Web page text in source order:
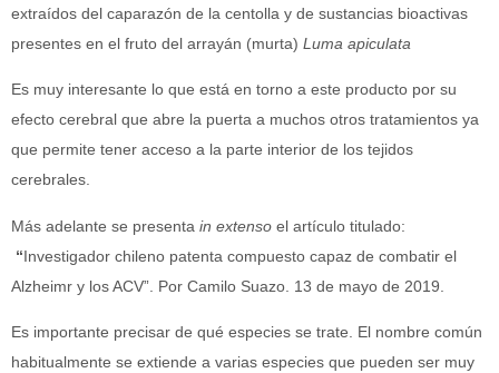
extraídos del caparazón de la centolla y de sustancias bioactivas
presentes en el fruto del arrayán (murta) Luma apiculata
Es muy interesante lo que está en torno a este producto por su
efecto cerebral que abre la puerta a muchos otros tratamientos ya
que permite tener acceso a la parte interior de los tejidos
cerebrales.
Más adelante se presenta in extenso el artículo titulado:
“Investigador chileno patenta compuesto capaz de combatir el
Alzheimr y los ACV”. Por Camilo Suazo. 13 de mayo de 2019.
Es importante precisar de qué especies se trate. El nombre común
habitualmente se extiende a varias especies que pueden ser muy